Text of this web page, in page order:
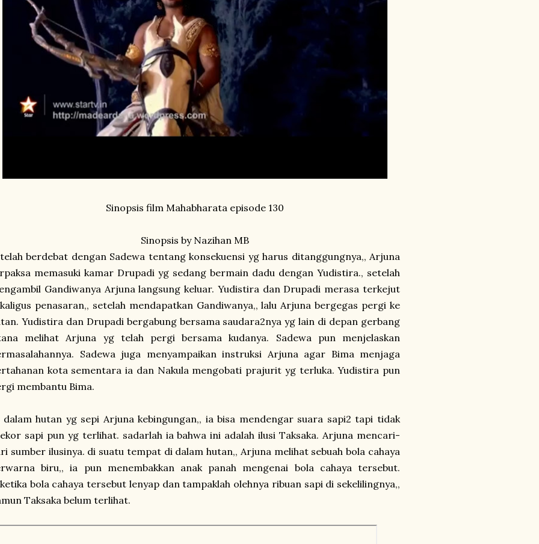
Sinopsis film Mahabharata episode 130
Sinopsis by Nazihan MB
berdebat dengan Sadewa tentang konsekuensi yg harus ditanggungnya,, Arjuna
memasuki kamar Drupadi yg sedang bermain dadu dengan Yudistira., setelah
Gandiwanya Arjuna langsung keluar. Yudistira dan Drupadi merasa terkejut
penasaran,, setelah mendapatkan Gandiwanya,, lalu Arjuna bergegas pergi ke
Yudistira dan Drupadi bergabung bersama saudara2nya yg lain di depan gerbang
melihat Arjuna yg telah pergi bersama kudanya. Sadewa pun menjelaskan
Sadewa juga menyampaikan instruksi Arjuna agar Bima menjaga
kota sementara ia dan Nakula mengobati prajurit yg terluka. Yudistira pun
membantu Bima.
dalam hutan yg sepi Arjuna kebingungan,, ia bisa mendengar suara sapi2 tapi tidak
sapi pun yg terlihat. sadarlah ia bahwa ini adalah ilusi Taksaka. Arjuna mencari-
sumber ilusinya. di suatu tempat di dalam hutan,, Arjuna melihat sebuah bola cahaya
biru,, ia pun menembakkan anak panah mengenai bola cahaya tersebut.
bola cahaya tersebut lenyap dan tampaklah olehnya ribuan sapi di sekelilingnya,,
Taksaka belum terlihat.